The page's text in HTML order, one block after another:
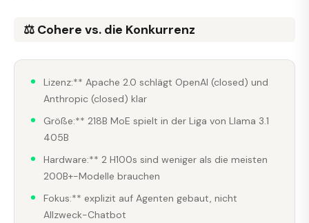
⚖️ Cohere vs. die Konkurrenz
Lizenz:** Apache 2.0 schlägt OpenAI (closed) und
Anthropic (closed) klar
Größe:** 218B MoE spielt in der Liga von Llama 3.1
405B
Hardware:** 2 H100s sind weniger als die meisten
200B+-Modelle brauchen
Fokus:** explizit auf Agenten gebaut, nicht
Allzweck-Chatbot